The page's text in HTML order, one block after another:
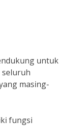
untuk
masing-
fungsi